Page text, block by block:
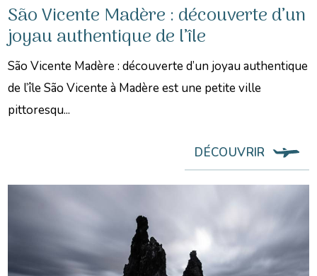
São Vicente Madère : découverte d’un
joyau authentique de l’île
São Vicente Madère : découverte d’un joyau authentique
de l’île São Vicente à Madère est une petite ville
pittoresqu...
DÉCOUVRIR